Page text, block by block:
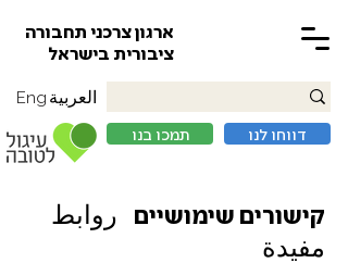
ארגון צרכני תחבורה
ציבורית בישראל
תמכו בנו דווחו לנו
العربية Eng
קישורים שימושיים روابط
مفيدة